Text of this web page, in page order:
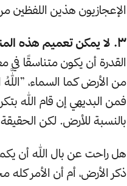
الإعجازيون هذين
٣. لا يمكن تعميم هذه المنهجية على أي مفهوم آخر ذي صلة.
القدرة أن يكون متناسقًا في
فمن البديهي إن قام الله
بالنسبة للأرض. لكن
هل راحت عن بال الله أن
ذكر الأرض، أم أن الأمر